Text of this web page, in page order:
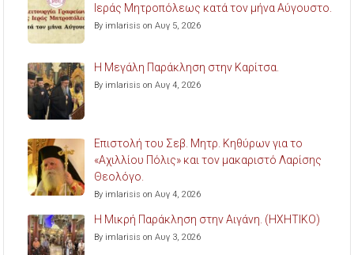
Ιεράς Μητροπόλεως κατά τον μήνα Αύγουστο.
By imlarisis on Αυγ 5, 2026
Η Μεγάλη Παράκληση στην Καρίτσα.
By imlarisis on Αυγ 4, 2026
Επιστολή του Σεβ. Μητρ. Κηθύρων για το
«Αχιλλίου Πόλις» και τον μακαριστό Λαρίσης
Θεολόγο.
By imlarisis on Αυγ 4, 2026
Η Μικρή Παράκληση στην Αιγάνη. (ΗΧΗΤΙΚΟ)
By imlarisis on Αυγ 3, 2026